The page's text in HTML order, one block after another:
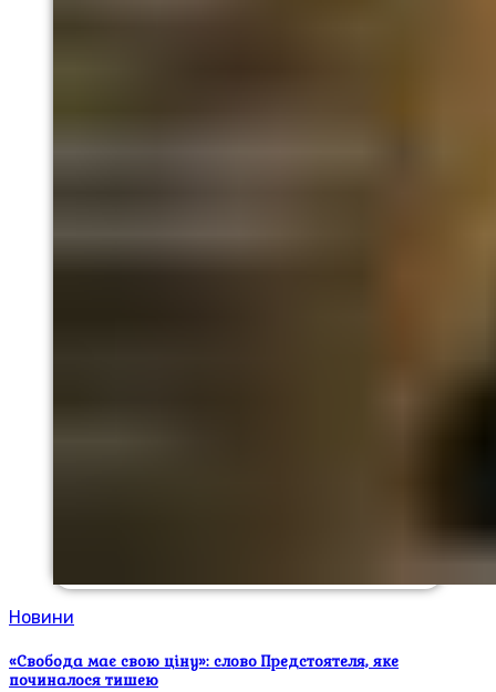
Новини
«Свобода має свою ціну»: слово Предстоятеля, яке
починалося тишею